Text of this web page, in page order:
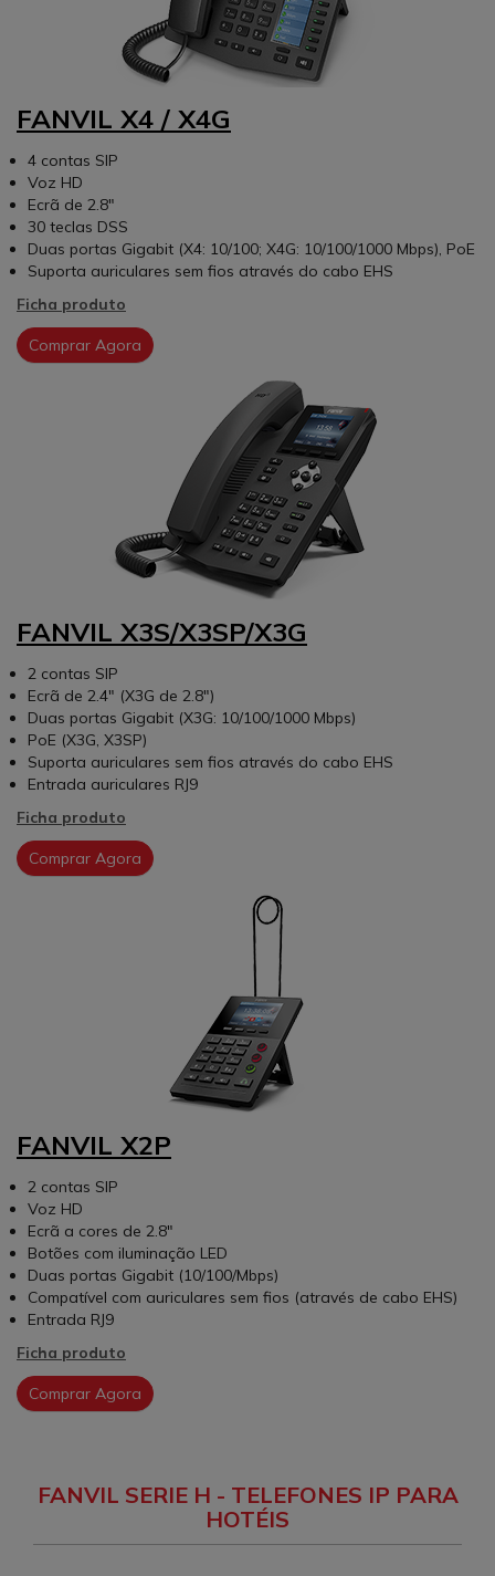
FANVIL X4 / X4G
4 contas SIP
Voz HD
Ecrã de 2.8"
30 teclas DSS
Duas portas Gigabit (X4: 10/100; X4G: 10/100/1000 Mbps), PoE
Suporta auriculares sem fios através do cabo EHS
Ficha produto
Comprar Agora
FANVIL X3S/X3SP/X3G
2 contas SIP
Ecrã de 2.4" (X3G de 2.8")
Duas portas Gigabit (X3G: 10/100/1000 Mbps)
PoE (X3G, X3SP)
Suporta auriculares sem fios através do cabo EHS
Entrada auriculares RJ9
Ficha produto
Comprar Agora
FANVIL X2P
2 contas SIP
Voz HD
Ecrã a cores de 2.8"
Botões com iluminação LED
Duas portas Gigabit (10/100/Mbps)
Compatível com auriculares sem fios (através de cabo EHS)
Entrada RJ9
Ficha produto
Comprar Agora
FANVIL SERIE H - TELEFONES IP PARA
HOTÉIS